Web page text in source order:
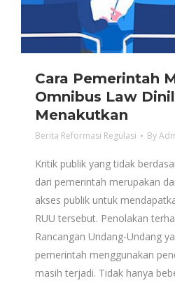
Cara Pemerintah
Omnibus Law
Menakutkan
Berita Reformasi Regulasi By
Kritik publik yang tidak
dari pemerintah merupakan
akses publik untuk
RUU tersebut. Penolakan
Rancangan Undang-Undang
pemerintah menggunakan
masih terjadi. Tidak hanya